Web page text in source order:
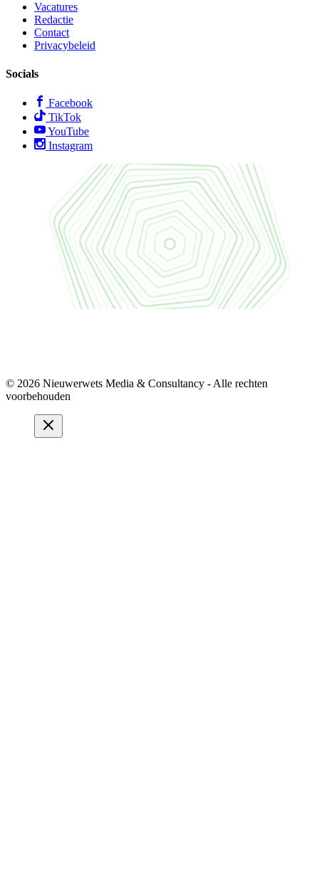
Vacatures
Redactie
Contact
Privacybeleid
Socials
Facebook
TikTok
YouTube
Instagram
© 2026 Nieuwerwets Media & Consultancy - Alle rechten
voorbehouden